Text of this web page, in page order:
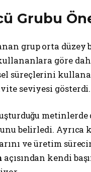
Grubu
grup orta düzey
göre
süreçlerini
seviyesi gösterdi.
metinlerde
belirledi. Ayrıca
ve üretim
açısından kendi